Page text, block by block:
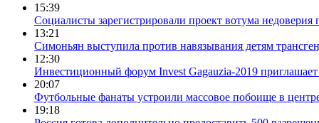
15:39
Социалисты зарегистрировали проект вотума
13:21
Симоньян выступила против навязывания детям
12:30
Инвестиционный форум Invest Gagauzia-2019 приглашает
20:07
Футбольные фанаты устроили массовое побоище в
19:18